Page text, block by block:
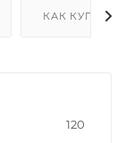
КАК КУПИТЬ
120